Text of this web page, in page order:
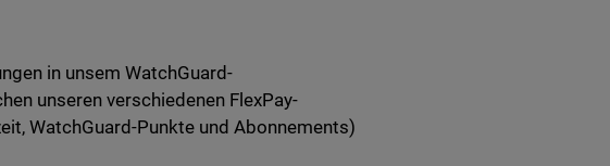
in unsem WatchGuard-
unseren verschiedenen FlexPay-
WatchGuard-Punkte und Abonnements)